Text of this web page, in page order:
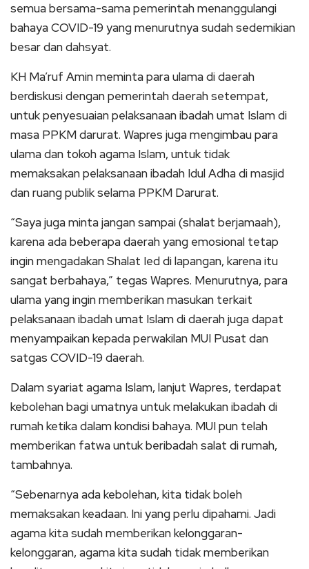
semua bersama-sama pemerintah menanggulangi
bahaya COVID-19 yang menurutnya sudah sedemikian
besar dan dahsyat.
KH Ma’ruf Amin meminta para ulama di daerah
berdiskusi dengan pemerintah daerah setempat,
untuk penyesuaian pelaksanaan ibadah umat Islam di
masa PPKM darurat. Wapres juga mengimbau para
ulama dan tokoh agama Islam, untuk tidak
memaksakan pelaksanaan ibadah Idul Adha di masjid
dan ruang publik selama PPKM Darurat.
“Saya juga minta jangan sampai (shalat berjamaah),
karena ada beberapa daerah yang emosional tetap
ingin mengadakan Shalat Ied di lapangan, karena itu
sangat berbahaya,” tegas Wapres. Menurutnya, para
ulama yang ingin memberikan masukan terkait
pelaksanaan ibadah umat Islam di daerah juga dapat
menyampaikan kepada perwakilan MUI Pusat dan
satgas COVID-19 daerah.
Dalam syariat agama Islam, lanjut Wapres, terdapat
kebolehan bagi umatnya untuk melakukan ibadah di
rumah ketika dalam kondisi bahaya. MUI pun telah
memberikan fatwa untuk beribadah salat di rumah,
tambahnya.
“Sebenarnya ada kebolehan, kita tidak boleh
memaksakan keadaan. Ini yang perlu dipahami. Jadi
agama kita sudah memberikan kelonggaran-
kelonggaran, agama kita sudah tidak memberikan